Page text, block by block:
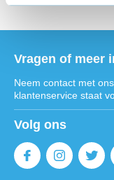
Vragen of meer
Neem contact met
klantenservice staat
Volg ons